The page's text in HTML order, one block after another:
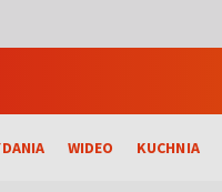
WIDEO KUCHNIA